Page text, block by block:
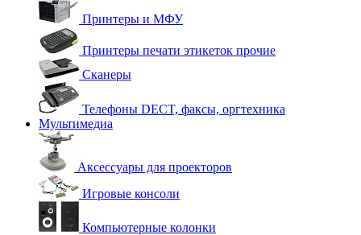
Принтеры и МФУ
Принтеры печати этикеток прочие
Сканеры
Телефоны DECT, факсы, оргтехника
Мультимедиа
Аксессуары для проекторов
Игровые консоли
Компьютерные колонки